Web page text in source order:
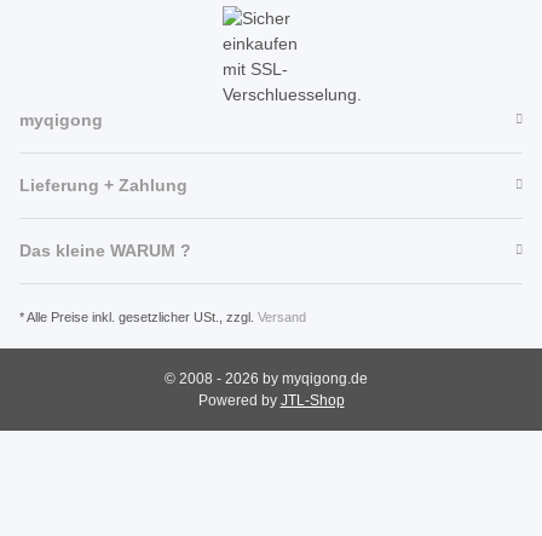
myqigong
Lieferung + Zahlung
Das kleine WARUM ?
* Alle Preise inkl. gesetzlicher USt., zzgl. Versand
© 2008 - 2026 by myqigong.de
Powered by JTL-Shop